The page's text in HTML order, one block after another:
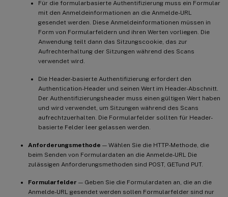
Für die formularbasierte Authentifizierung muss ein Formular
mit den Anmeldeinformationen an die Anmelde-URL
gesendet werden. Diese Anmeldeinformationen müssen in
Form von Formularfeldern und ihren Werten vorliegen. Die
Anwendung teilt dann das Sitzungscookie, das zur
Aufrechterhaltung der Sitzungen während des Scans
verwendet wird.
Die Header-basierte Authentifizierung erfordert den
Authentication-Header und seinen Wert im Header-Abschnitt.
Der Authentifizierungsheader muss einen gültigen Wert haben
und wird verwendet, um Sitzungen während des Scans
aufrechtzuerhalten. Die Formularfelder sollten für Header-
basierte Felder leer gelassen werden.
Anforderungsmethode — Wählen Sie die HTTP-Methode, die
beim Senden von Formulardaten an die Anmelde-URL Die
zulässigen Anforderungsmethoden sind POST, GETund PUT.
Formularfelder — Geben Sie die Formulardaten an, die an die
Anmelde-URL gesendet werden sollen Formularfelder sind nur